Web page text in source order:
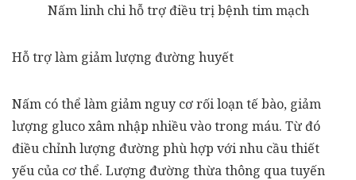
Nấm linh chi hỗ trợ điều trị bệnh tim mạch
Hỗ trợ làm giảm lượng đường huyết
Nấm có thể làm giảm nguy cơ rối loạn tế bào, giảm
lượng gluco xâm nhập nhiều vào trong máu. Từ đó
điều chỉnh lượng đường phù hợp với nhu cầu thiết
yếu của cơ thể. Lượng đường thừa thông qua tuyến